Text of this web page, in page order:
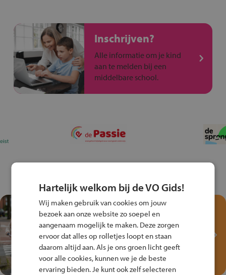
Inschrijven?
Alle informatie om je kind
aan te melden bij een
middelbare school.
Test je kennis met het
Fiets Veilig
Verkeersspel!
Speel het Fiets Veilig Verkeersspel
en win een Cortina-fiets!
Hartelijk welkom bij de VO Gids!
Wij maken gebruik van cookies om jouw
bezoek aan onze website zo soepel en
aangenaam mogelijk te maken. Deze zorgen
ervoor dat alles op rolletjes loopt en staan
daarom altijd aan. Als je ons groen licht geeft
voor alle cookies, kunnen we je de beste
ervaring bieden. Je kunt ook zelf selecteren